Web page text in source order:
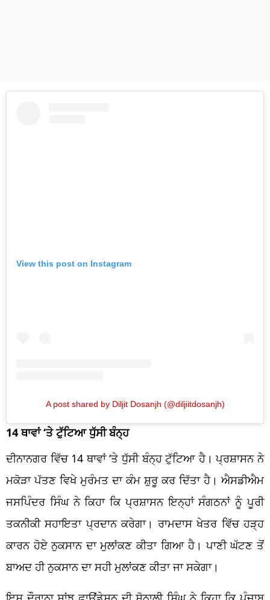
View this post on Instagram
A post shared by Diljit Dosanjh (@diljiitdosanjh)
14 ਥਾਵਾਂ ‘ਤੇ ਟੁੱਟਿਆ ਧੁੱਸੀ ਬੰਨ੍ਹ
ਦੀਨਾਨਗਰ ਵਿੱਚ 14 ਥਾਵਾਂ ‘ਤੇ ਧੁੱਸੀ ਬੰਨ੍ਹ ਟੁੱਟਿਆ ਹੈ। ਪ੍ਰਸ਼ਾਸਨ ਨੇ
ਮਕੋੜਾ ਪੱਤਣ ਵਿਖੇ ਮੁਰੰਮਤ ਦਾ ਕੰਮ ਸ਼ੁਰੂ ਕਰ ਦਿੱਤਾ ਹੈ। ਐਸਡੀਐਮ
ਜਸਪਿੰਦਰ ਸਿੰਘ ਨੇ ਕਿਹਾ ਕਿ ਪ੍ਰਸ਼ਾਸਨ ਇਨ੍ਹਾਂ ਸੰਗਠਨਾਂ ਨੂੰ ਪੂਰੀ
ਤਕਨੀਕੀ ਸਹਾਇਤਾ ਪ੍ਰਦਾਨ ਕਰੇਗਾ। ਰਾਮਦਾਸ ਖੇਤਰ ਵਿੱਚ ਹੜ੍ਹ
ਕਾਰਨ ਹੋਏ ਨੁਕਸਾਨ ਦਾ ਮੁਲਾਂਕਣ ਕੀਤਾ ਗਿਆ ਹੈ। ਪਾਣੀ ਘੱਟਣ ਤੋਂ
ਬਾਅਦ ਹੀ ਨੁਕਸਾਨ ਦਾ ਸਹੀ ਮੁਲਾਂਕਣ ਕੀਤਾ ਜਾ ਸਕੇਗਾ।